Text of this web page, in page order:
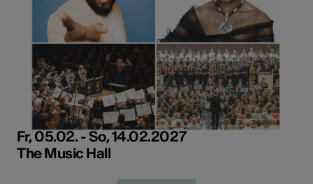
Fr, 05.02. - So, 14.02.2027
The Music Hall